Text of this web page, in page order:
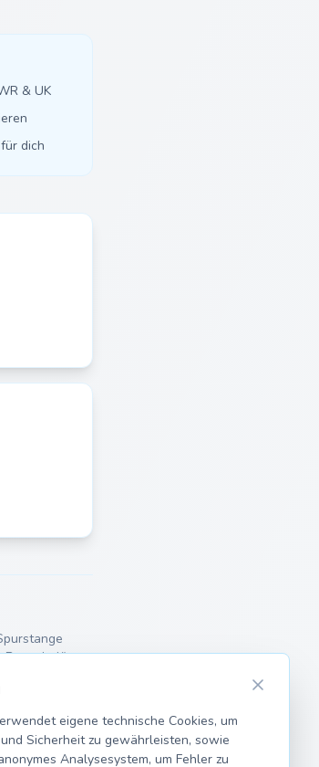
& UK
dich
Bremsbeläge
eigene technische Cookies, um
Sicherheit zu gewährleisten, sowie
Analysesystem, um Fehler zu